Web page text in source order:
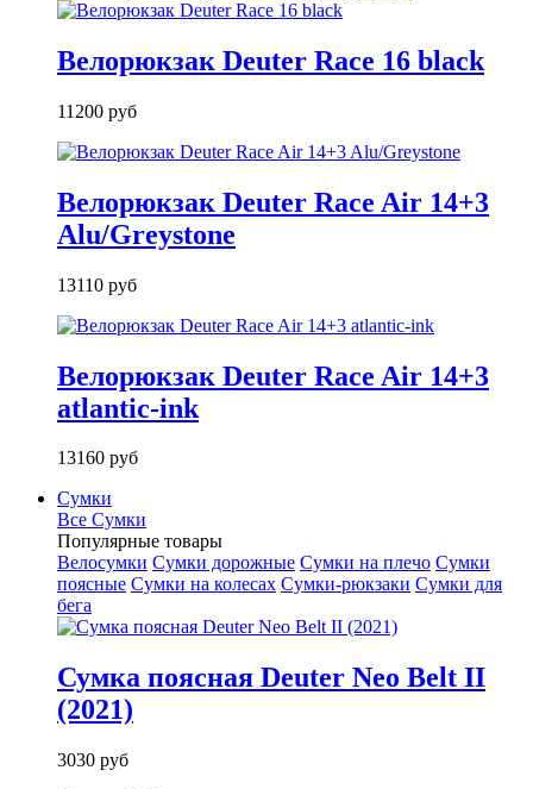
Велорюкзак Deuter Race 16 black
11200 руб
Велорюкзак Deuter Race Air 14+3
Alu/Greystone
13110 руб
Велорюкзак Deuter Race Air 14+3
atlantic-ink
13160 руб
Сумки
Все Сумки
Популярные товары
Велосумки Сумки дорожные Сумки на плечо Сумки
поясные Сумки на колесах Сумки-рюкзаки Сумки для
бега
Сумка поясная Deuter Neo Belt II
(2021)
3030 руб